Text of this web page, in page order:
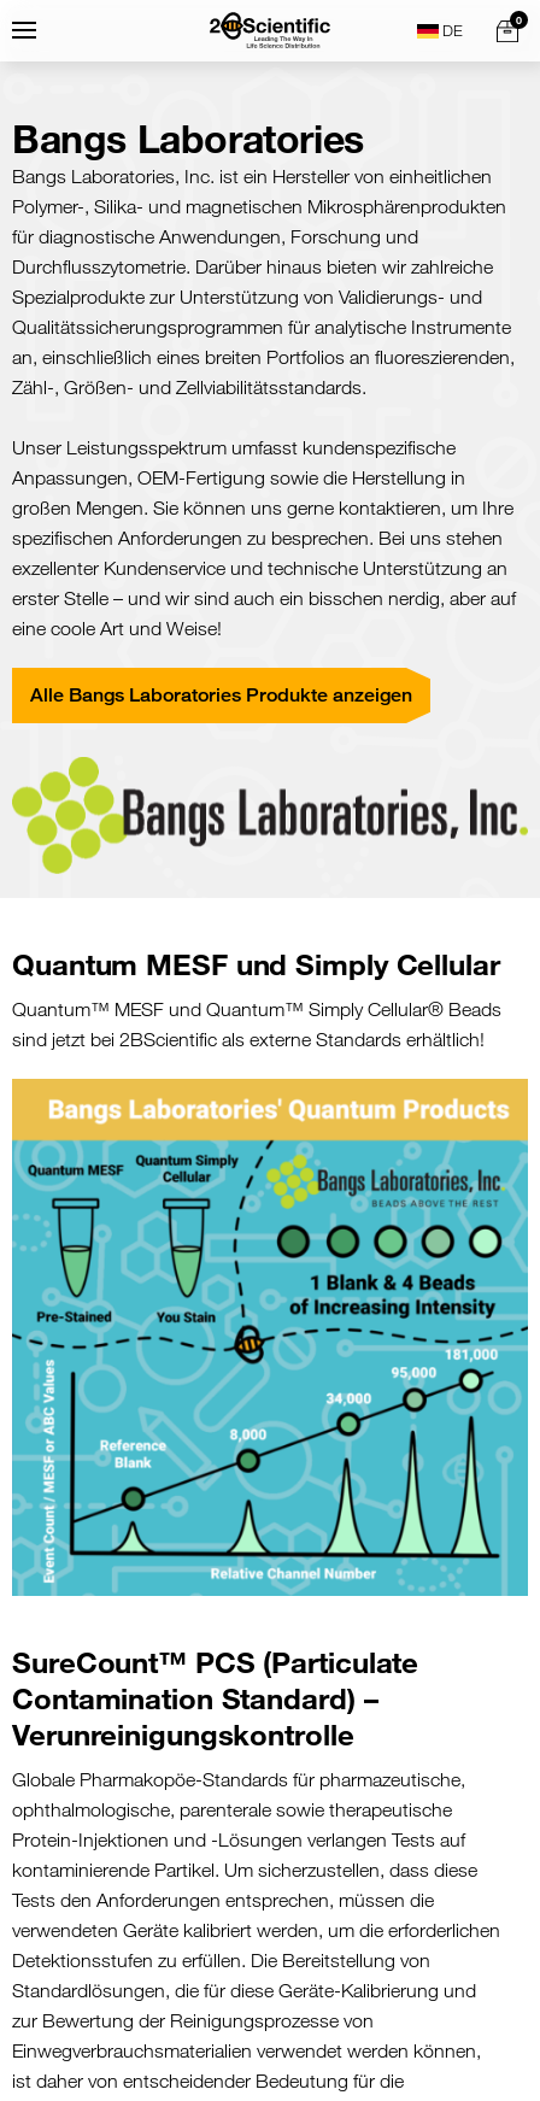
toMenu
Home
0
Bangs Laboratories
Bangs Laboratories, Inc. ist ein Hersteller von einheitlichen
Polymer-, Silika- und magnetischen Mikrosphärenprodukten
für diagnostische Anwendungen, Forschung und
Durchflusszytometrie. Darüber hinaus bieten wir zahlreiche
Spezialprodukte zur Unterstützung von Validierungs- und
Qualitätssicherungsprogrammen für analytische Instrumente
an, einschließlich eines breiten Portfolios an fluoreszierenden,
Zähl-, Größen- und Zellviabilitätsstandards.
Unser Leistungsspektrum umfasst kundenspezifische
Anpassungen, OEM-Fertigung sowie die Herstellung in
großen Mengen. Sie können uns gerne kontaktieren, um Ihre
spezifischen Anforderungen zu besprechen. Bei uns stehen
exzellenter Kundenservice und technische Unterstützung an
erster Stelle – und wir sind auch ein bisschen nerdig, aber auf
eine coole Art und Weise!
Alle Bangs Laboratories Produkte anzeigen
Quantum MESF und Simply Cellular
Quantum™ MESF und Quantum™ Simply Cellular® Beads
sind jetzt bei 2BScientific als externe Standards erhältlich!
SureCount™ PCS (Particulate
Contamination Standard) –
Verunreinigungskontrolle
Globale Pharmakopöe-Standards für pharmazeutische,
ophthalmologische, parenterale sowie therapeutische
Protein-Injektionen und -Lösungen verlangen Tests auf
kontaminierende Partikel. Um sicherzustellen, dass diese
Tests den Anforderungen entsprechen, müssen die
verwendeten Geräte kalibriert werden, um die erforderlichen
Detektionsstufen zu erfüllen. Die Bereitstellung von
Standardlösungen, die für diese Geräte-Kalibrierung und
zur Bewertung der Reinigungsprozesse von
Einwegverbrauchsmaterialien verwendet werden können,
ist daher von entscheidender Bedeutung für die